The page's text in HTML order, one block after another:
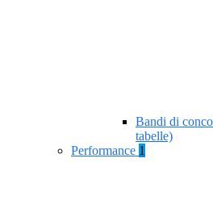
Bandi di
tabelle)
Performance 1